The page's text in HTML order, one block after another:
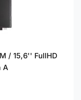
/ 15,6'' FullHD
A